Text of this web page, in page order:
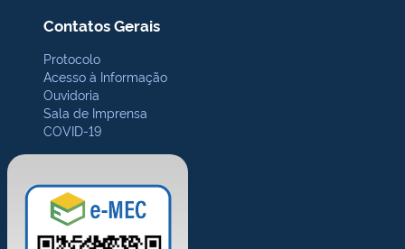
Contatos Gerais
Protocolo
Acesso à Informação
Ouvidoria
Sala de Imprensa
COVID-19